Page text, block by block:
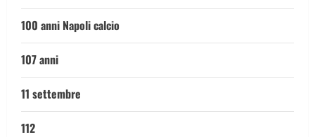
100 anni Napoli calcio
107 anni
11 settembre
112